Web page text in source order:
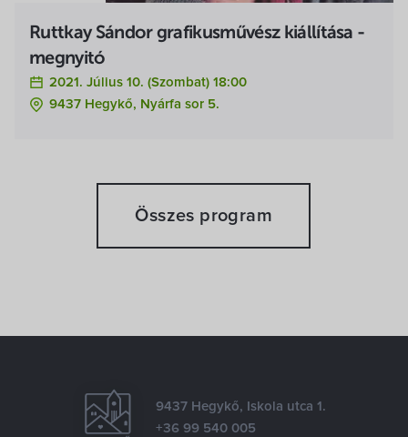
Ruttkay Sándor grafikusművész kiállítása -
megnyitó
2021. Július 10. (szombat) 18:00
9437 Hegykő, Nyárfa sor 5.
Összes program
9437 Hegykő, Iskola utca 1.
+36 99 540 005